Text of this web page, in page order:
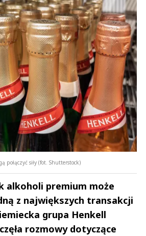
połączyć siły (fot. Shutterstock)
alkoholi premium może
z największych transakcji
grupa Henkell
rozmowy dotyczące